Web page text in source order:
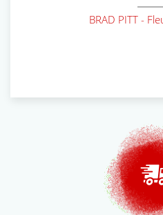
BRAD PITT -